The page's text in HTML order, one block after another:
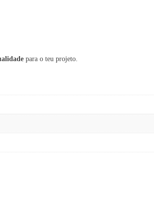
para o teu projeto.